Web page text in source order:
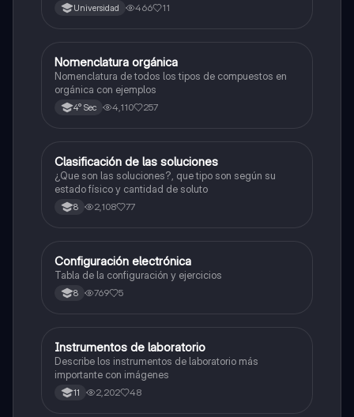
Universidad 466 11
Química
Nomenclatura orgánica
Nomenclatura de todos los tipos de compuestos en
orgánica con ejemplos
4° Sec 4,110 257
Química
Clasificación de las soluciones
¿Que son las soluciones?, que tipo son según su
estado físico y cantidad de soluto
8 2,108 77
Química
Configuración electrónica
Tabla de la configuración y ejercicios
8 769 5
Química
Instrumentos de laboratorio
Describe los instrumentos de laboratorio más
importante con imágenes
11 2,202 48